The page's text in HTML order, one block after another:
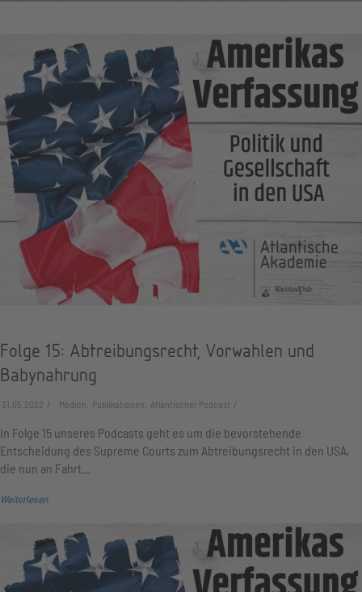
Folge 15: Abtreibungsrecht, Vorwahlen und
Babynahrung
31.05.2022 Medien, Publikationen, Atlantischer Podcast
In Folge 15 unseres Podcasts geht es um die bevorstehende
Entscheidung des Supreme Courts zum Abtreibungsrecht in den USA,
die nun an Fahrt…
Weiterlesen